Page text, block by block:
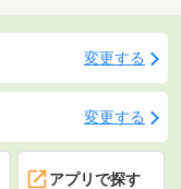
変更する
変更する
アプリで探す